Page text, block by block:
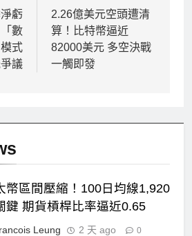
虧
數
式
議
2.26億美元空頭遭清
算！比特幣逼近
82000美元 多空決戰
一觸即發
幣區間壓縮！100日均線1,920
鍵 期貨槓桿比率逼近0.65
Leung 2 天 ago 0